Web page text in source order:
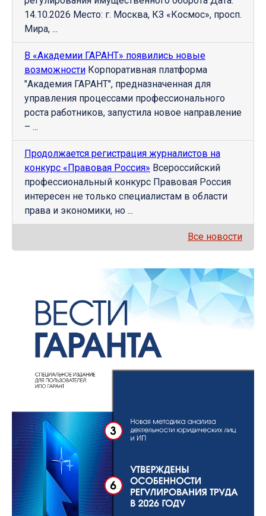
14.10.2026 Место: г. Москва, КЗ «Космос», просп.
Мира, ...
В «Академии ГАРАНТ» появились новые
возможности Корпоративная платформа
"Академия ГАРАНТ", предназначенная для
управления процессами профессионального
роста работников, запустила новое направление
– ...
Продолжается регистрация журналистов на
конкурс «Правовая Россия» Всероссийский
профессиональный конкурс Правовая Россия
интересен не только специалистам в области
права и экономики, но ...
Все новости